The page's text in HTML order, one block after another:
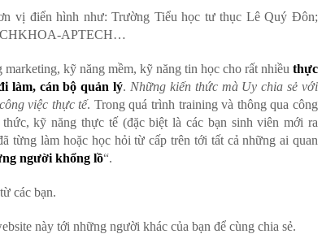
vị điển hình như: Trường Tiểu học tư thục Lê Quý Đôn;
APTECH…
kỹ năng mềm, kỹ năng tin học cho rất nhiều thực
làm, cán bộ quản lý. Những kiến thức mà Uy chia sẻ với
việc thực tế. Trong quá trình training và thông qua công
kỹ năng thực tế (đặc biệt là các bạn sinh viên mới ra
từng làm hoặc học hỏi từ cấp trên tới tất cả những ai quan
người khổng lồ“.
các bạn.
này tới những người khác của bạn để cùng chia sẻ.